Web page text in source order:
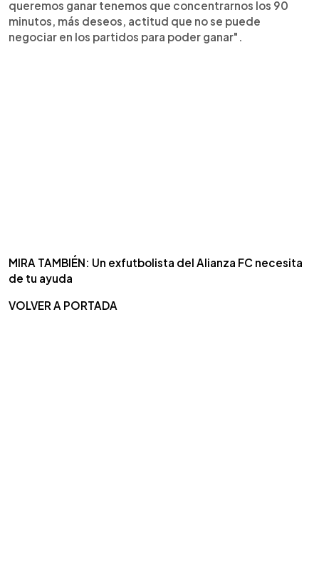
queremos ganar tenemos que concentrarnos los 90
minutos, más deseos, actitud que no se puede
negociar en los partidos para poder ganar".
MIRA TAMBIÉN: Un exfutbolista del Alianza FC necesita
de tu ayuda
VOLVER A PORTADA